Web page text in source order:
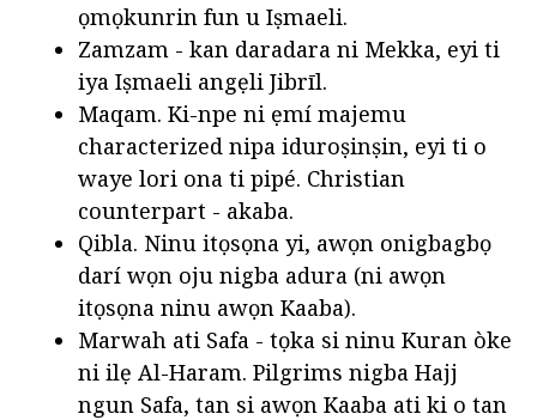
ọmọkunrin fun u Iṣmaeli.
Zamzam - kan daradara ni Mekka, eyi ti
iya Iṣmaeli angẹli Jibrīl.
Maqam. Ki-npe ni ẹmí majemu
characterized nipa iduroṣinṣin, eyi ti o
waye lori ona ti pipé. Christian
counterpart - akaba.
Qibla. Ninu itọsọna yi, awọn onigbagbọ
darí wọn oju nigba adura (ni awọn
itọsọna ninu awọn Kaaba).
Marwah ati Safa - tọka si ninu Kuran òke
ni ilẹ Al-Haram. Pilgrims nigba Hajj
ngun Safa, tan si awọn Kaaba ati ki o tan